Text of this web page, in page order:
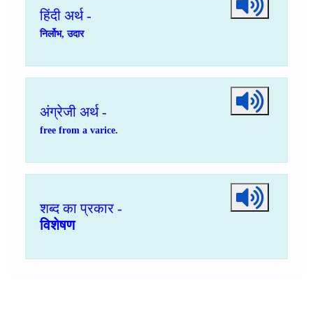
हिंदी अर्थ -
निर्लोभ, उदार
अंग्रेजी अर्थ -
free from a varice.
शब्द का प्रकार -
विशेषण